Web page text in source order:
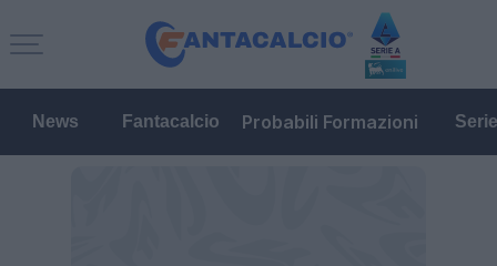
News Fantacalcio Probabili Formazioni